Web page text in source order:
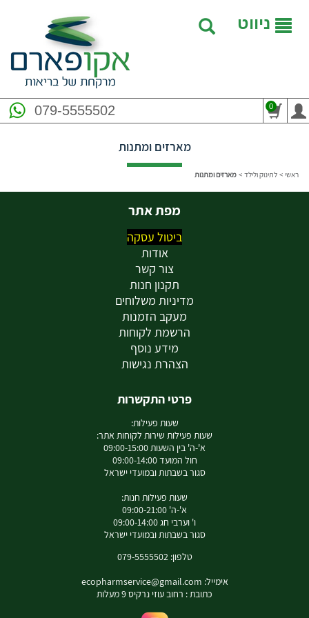
ניווט
079-5555502 0
מארזים ומתנות
ראשי > לתינוק ולילד > מארזים ומתנות
מפת אתר
ביטול עסקה
אודות
צור קשר
תקנון חנות
מדיניות משלוחים
מעקב הזמנות
הרשמת לקוחות
מידע נוסף
הצהרת נגישות
פרטי התקשרות
שעות פעילות:
שעות פעילות שירות לקוחות אתר:
א'-ה' בין השעות 09:00-15:00
חול המועד 09:00-14:00
סגור בשבתות ובמועדי ישראל
שעות פעילות חנות:
א'-ה' 09:00-21:00
ו' וערבי חג 09:00-14:00
סגור בשבתות ובמועדי ישראל
טלפון: 079-5555502
אימייל: ecopharmservice@gmail.com
כתובת : רחוב עוזי נרקיס 9 מעלות